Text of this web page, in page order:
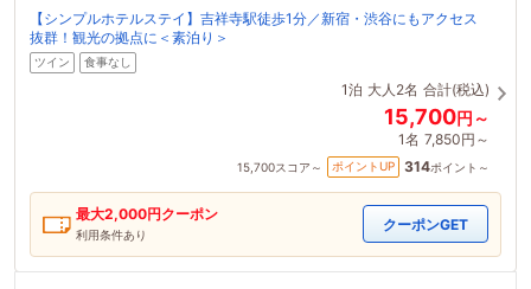
【シンプルホテルステイ】吉祥寺駅徒歩1分／新宿・渋谷にもアクセス
抜群！観光の拠点に＜素泊り＞
ツイン 食事なし
1泊 大人2名 合計(税込)
15,700円～
1名 7,850円～
15,700スコア～ ポイントUP 314ポイント～
最大2,000円クーポン
利用条件あり
クーポンGET